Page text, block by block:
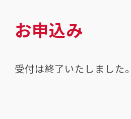
お申込み
受付は終了いたしました。